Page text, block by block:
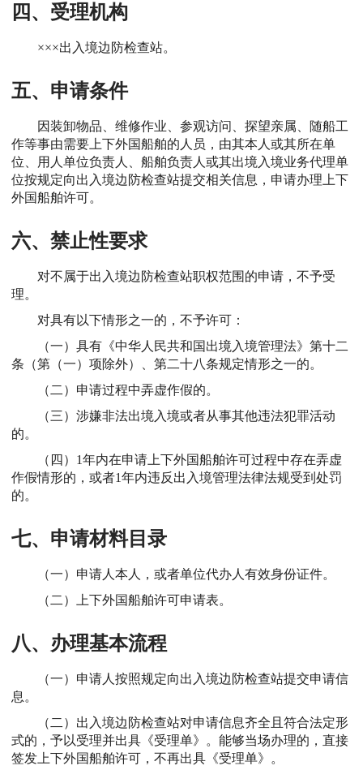
四、受理机构
×××出入境边防检查站。
五、申请条件
因装卸物品、维修作业、参观访问、探望亲属、随船工
作等事由需要上下外国船舶的人员，由其本人或其所在单
位、用人单位负责人、船舶负责人或其出境入境业务代理单
位按规定向出入境边防检查站提交相关信息，申请办理上下
外国船舶许可。
六、禁止性要求
对不属于出入境边防检查站职权范围的申请，不予受
理。
对具有以下情形之一的，不予许可：
（一）具有《中华人民共和国出境入境管理法》第十二
条（第（一）项除外）、第二十八条规定情形之一的。
（二）申请过程中弄虚作假的。
（三）涉嫌非法出境入境或者从事其他违法犯罪活动
的。
（四）1年内在申请上下外国船舶许可过程中存在弄虚
作假情形的，或者1年内违反出入境管理法律法规受到处罚
的。
七、申请材料目录
（一）申请人本人，或者单位代办人有效身份证件。
（二）上下外国船舶许可申请表。
八、办理基本流程
（一）申请人按照规定向出入境边防检查站提交申请信
息。
（二）出入境边防检查站对申请信息齐全且符合法定形
式的，予以受理并出具《受理单》。能够当场办理的，直接
签发上下外国船舶许可，不再出具《受理单》。